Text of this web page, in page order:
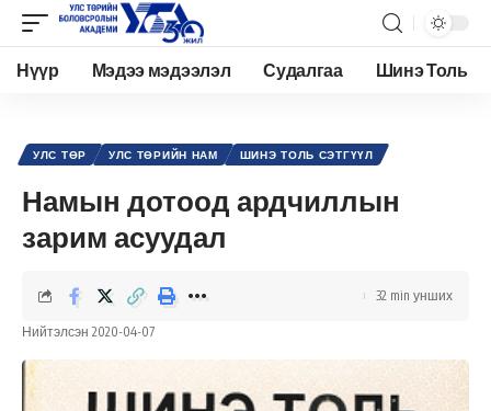
Нүүр Мэдээ мэдээлэл Судалгаа Шинэ Толь
УЛС ТӨР УЛС ТӨРИЙН НАМ ШИНЭ ТОЛЬ СЭТГҮҮЛ
Намын дотоод ардчиллын
зарим асуудал
Нийтэлсэн 2020-04-07
32 min унших